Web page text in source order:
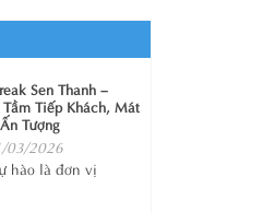
Sen Thanh –
Tiếp Khách, Mát
Tượng
03/2026
hào là đơn vị